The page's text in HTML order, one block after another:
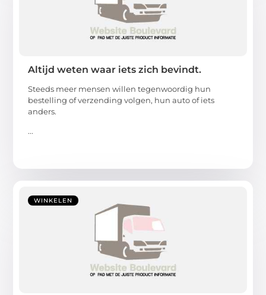
Altijd weten waar iets zich bevindt.
Steeds meer mensen willen tegenwoordig hun
bestelling of verzending volgen, hun auto of iets
anders.
...
WINKELEN